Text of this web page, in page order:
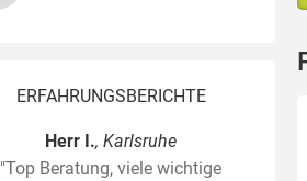
ERFAHRUNGSBERICHTE
Herr I., Karlsruhe
"Top Beratung, viele wichtige